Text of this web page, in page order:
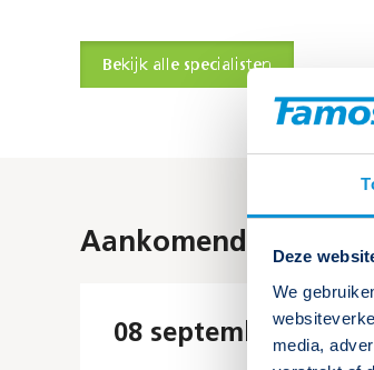
Deze
We
media,
Bekijk alle specialisten
Aankomende
08 september 2026